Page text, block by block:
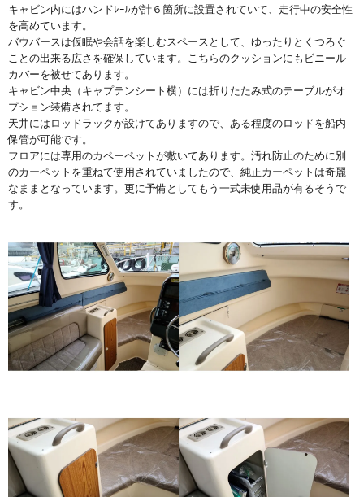
キャビン内にはハンドﾚｰﾙが計６箇所に設置されていて、走行中の安全性
を高めています。
バウバースは仮眠や会話を楽しむスペースとして、ゆったりとくつろぐ
ことの出来る広さを確保しています。こちらのクッションにもビニール
カバーを被せてあります。
キャビン中央（キャプテンシート横）には折りたたみ式のテーブルがオ
プション装備されてます。
天井にはロッドラックが設けてありますので、ある程度のロッドを船内
保管が可能です。
フロアには専用のカペーペットが敷いてあります。汚れ防止のために別
のカーペットを重ねて使用されていましたので、純正カーペットは奇麗
なままとなっています。更に予備としてもう一式未使用品が有るそうで
す。